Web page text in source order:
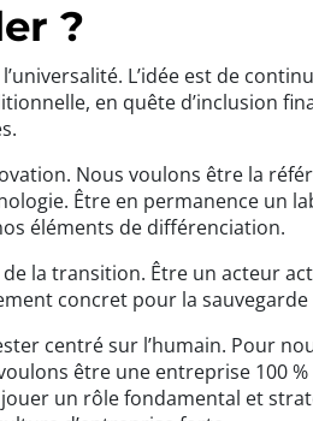
?
L’idée est de
en quête d’inclusion
Nous voulons être la
Être en permanence un
éléments de différenciation.
de la transition. Être un acteur
concret pour la
centré sur l’humain. Pour
être une entreprise 100
un rôle fondamental et